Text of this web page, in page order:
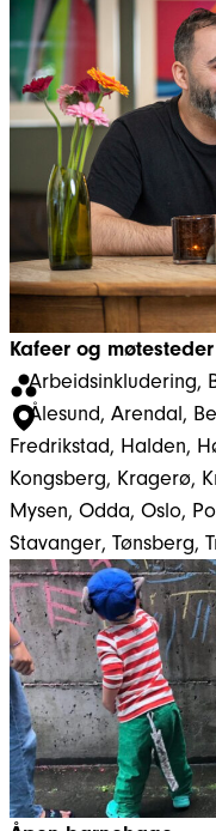
Kafeer og møtesteder
Arbeidsinkludering,
Ålesund, Arendal,
Fredrikstad, Halden,
Kongsberg, Kragerø,
Mysen, Odda, Oslo,
Stavanger, Tønsberg,